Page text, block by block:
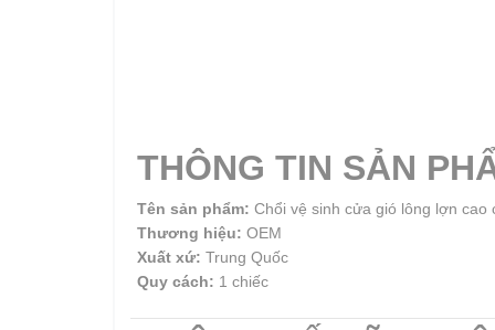
THÔNG TIN SẢN
Tên sản phẩm: Chổi vệ sinh cửa gió lông lợn cao
Thương hiệu: OEM
Xuất xứ: Trung Quốc
Quy cách: 1 chiếc